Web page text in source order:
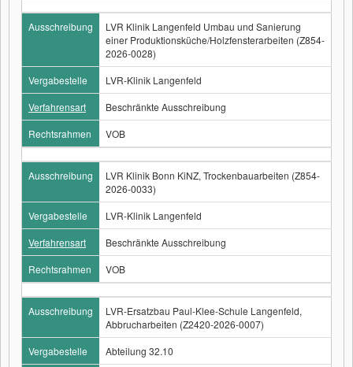
Ausschreibung
LVR Klinik Langenfeld Umbau und Sanierung
einer Produktionsküche/Holzfensterarbeiten (Z854-
2026-0028)
Vergabestelle
LVR-Klinik Langenfeld
Verfahrensart
Beschränkte Ausschreibung
Rechtsrahmen
VOB
Ausschreibung
LVR Klinik Bonn KiNZ, Trockenbauarbeiten (Z854-
2026-0033)
Vergabestelle
LVR-Klinik Langenfeld
Verfahrensart
Beschränkte Ausschreibung
Rechtsrahmen
VOB
Ausschreibung
LVR-Ersatzbau Paul-Klee-Schule Langenfeld,
Abbrucharbeiten (Z2420-2026-0007)
Vergabestelle
Abteilung 32.10